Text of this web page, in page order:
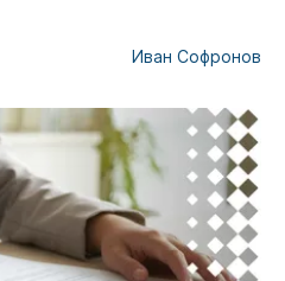
Иван Софронов